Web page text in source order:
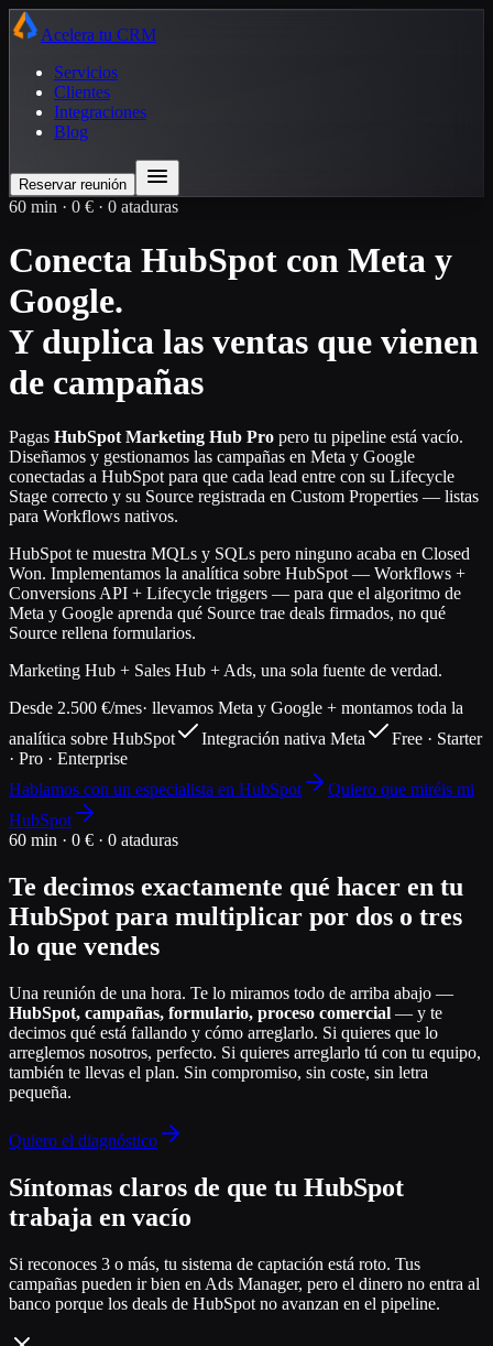
Acelera tu CRM
Servicios
Clientes
Integraciones
Blog
Reservar reunión
60 min · 0 € · 0 ataduras
Conecta HubSpot con Meta y
Google.
Y duplica las ventas que vienen
de campañas
Pagas HubSpot Marketing Hub Pro pero tu pipeline está vacío.
Diseñamos y gestionamos las campañas en Meta y Google
conectadas a HubSpot para que cada lead entre con su Lifecycle
Stage correcto y su Source registrada en Custom Properties — listas
para Workflows nativos.
HubSpot te muestra MQLs y SQLs pero ninguno acaba en Closed
Won. Implementamos la analítica sobre HubSpot — Workflows +
Conversions API + Lifecycle triggers — para que el algoritmo de
Meta y Google aprenda qué Source trae deals firmados, no qué
Source rellena formularios.
Marketing Hub + Sales Hub + Ads, una sola fuente de verdad.
Desde 2.500 €/mes· llevamos Meta y Google + montamos toda la
analítica sobre HubSpot
Integración nativa Meta
Free · Starter
· Pro · Enterprise
Hablamos con un especialista en HubSpot
Quiero que miréis mi
HubSpot
60 min · 0 € · 0 ataduras
Te decimos exactamente qué hacer en tu
HubSpot para multiplicar por dos o tres
lo que vendes
Una reunión de una hora. Te lo miramos todo de arriba abajo —
HubSpot, campañas, formulario, proceso comercial — y te
decimos qué está fallando y cómo arreglarlo. Si quieres que lo
arreglemos nosotros, perfecto. Si quieres arreglarlo tú con tu equipo,
también te llevas el plan. Sin compromiso, sin coste, sin letra
pequeña.
Quiero el diagnóstico
Síntomas claros de que tu HubSpot
trabaja en vacío
Si reconoces 3 o más, tu sistema de captación está roto. Tus
campañas pueden ir bien en Ads Manager, pero el dinero no entra al
banco porque los deals de HubSpot no avanzan en el pipeline.